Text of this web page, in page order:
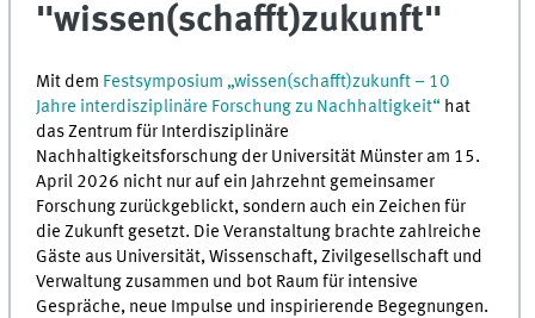
"wissen(schafft)zukunft"
Mit dem Festsymposium „wissen(schafft)zukunft – 10
Jahre interdisziplinäre Forschung zu Nachhaltigkeit“ hat
das Zentrum für Interdisziplinäre
Nachhaltigkeitsforschung der Universität Münster am 15.
April 2026 nicht nur auf ein Jahrzehnt gemeinsamer
Forschung zurückgeblickt, sondern auch ein Zeichen für
die Zukunft gesetzt. Die Veranstaltung brachte zahlreiche
Gäste aus Universität, Wissenschaft, Zivilgesellschaft und
Verwaltung zusammen und bot Raum für intensive
Gespräche, neue Impulse und inspirierende Begegnungen.